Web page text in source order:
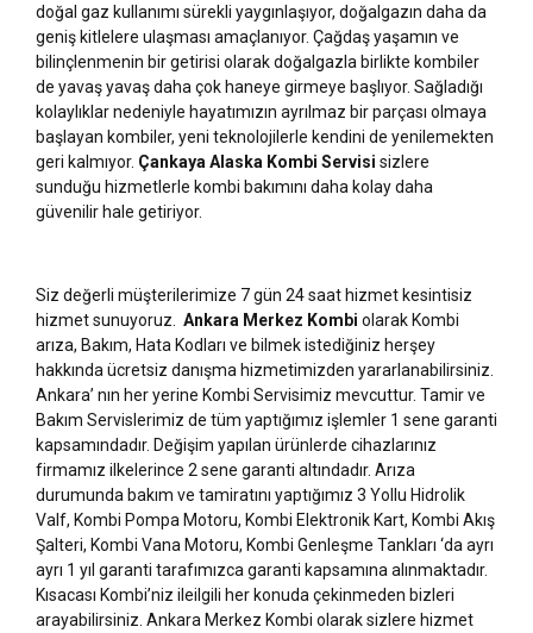
doğal gaz kullanımı sürekli yaygınlaşıyor, doğalgazın daha da
geniş kitlelere ulaşması amaçlanıyor. Çağdaş yaşamın ve
bilinçlenmenin bir getirisi olarak doğalgazla birlikte kombiler
de yavaş yavaş daha çok haneye girmeye başlıyor. Sağladığı
kolaylıklar nedeniyle hayatımızın ayrılmaz bir parçası olmaya
başlayan kombiler, yeni teknolojilerle kendini de yenilemekten
geri kalmıyor. Çankaya Alaska Kombi Servisi sizlere
sunduğu hizmetlerle kombi bakımını daha kolay daha
güvenilir hale getiriyor.
Siz değerli müşterilerimize 7 gün 24 saat hizmet kesintisiz
hizmet sunuyoruz. Ankara Merkez Kombi olarak Kombi
arıza, Bakım, Hata Kodları ve bilmek istediğiniz herşey
hakkında ücretsiz danışma hizmetimizden yararlanabilirsiniz.
Ankara’ nın her yerine Kombi Servisimiz mevcuttur. Tamir ve
Bakım Servislerimiz de tüm yaptığımız işlemler 1 sene garanti
kapsamındadır. Değişim yapılan ürünlerde cihazlarınız
firmamız ilkelerince 2 sene garanti altındadır. Arıza
durumunda bakım ve tamiratını yaptığımız 3 Yollu Hidrolik
Valf, Kombi Pompa Motoru, Kombi Elektronik Kart, Kombi Akış
Şalteri, Kombi Vana Motoru, Kombi Genleşme Tankları ‘da ayrı
ayrı 1 yıl garanti tarafımızca garanti kapsamına alınmaktadır.
Kısacası Kombi’niz ileilgili her konuda çekinmeden bizleri
arayabilirsiniz. Ankara Merkez Kombi olarak sizlere hizmet